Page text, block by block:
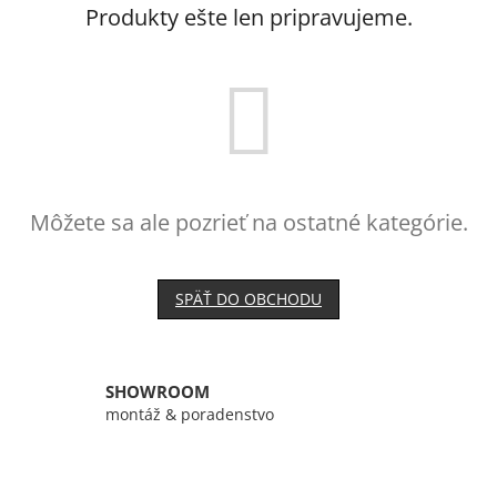
Produkty ešte len pripravujeme.
Môžete sa ale pozrieť na ostatné kategórie.
SPÄŤ DO OBCHODU
SHOWROOM
montáž & poradenstvo